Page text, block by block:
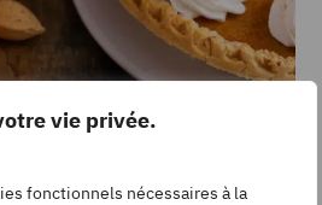
vie privée.
fonctionnels nécessaires à la